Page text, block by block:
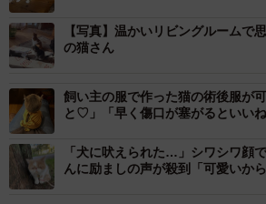
【写真】温かいリビングルームで
の猫さん
飼い主の服で作った猫の術後服が
と♡」「早く傷口が塞がるといいね
「犬に吠えられた…」シワシワ顔
んに励ましの声が殺到「可愛いか